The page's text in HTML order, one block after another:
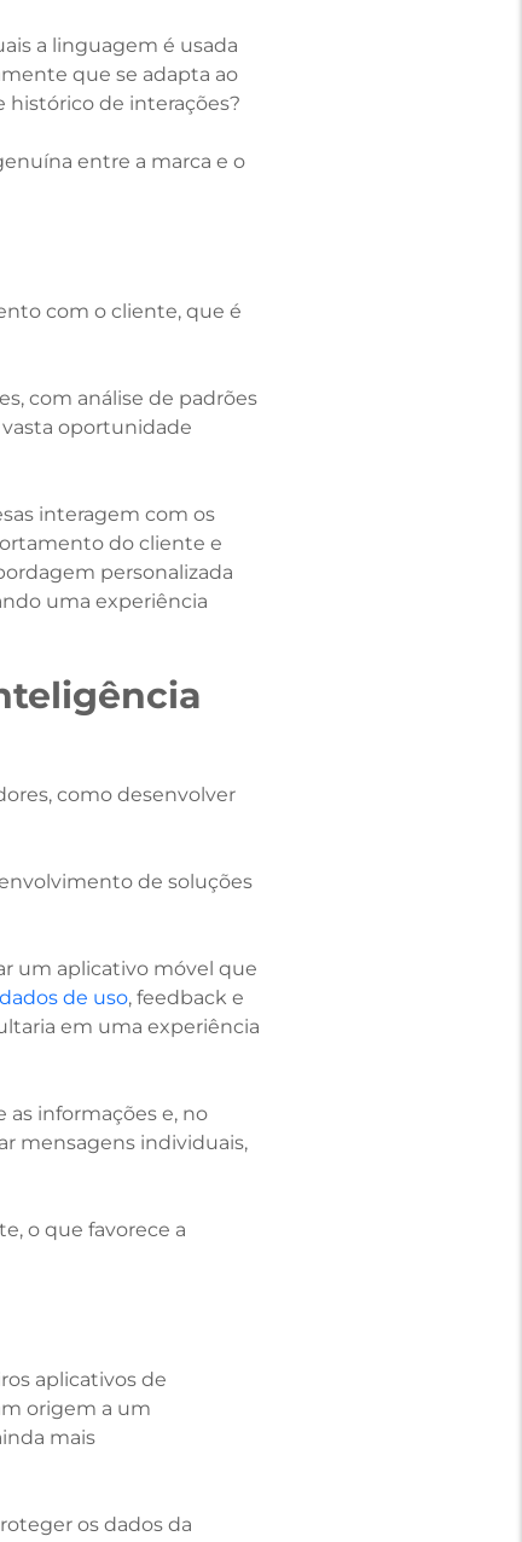
a linguagem é usada
que se adapta ao
histórico de interações?
entre a marca e o
com o cliente, que é
com análise de padrões
oportunidade
interagem com os
do cliente e
personalizada
uma experiência
como desenvolver
de soluções
um aplicativo móvel que
de uso, feedback e
em uma experiência
as informações e, no
mensagens individuais,
o que favorece a
aplicativos de
origem a um
mais
os dados da